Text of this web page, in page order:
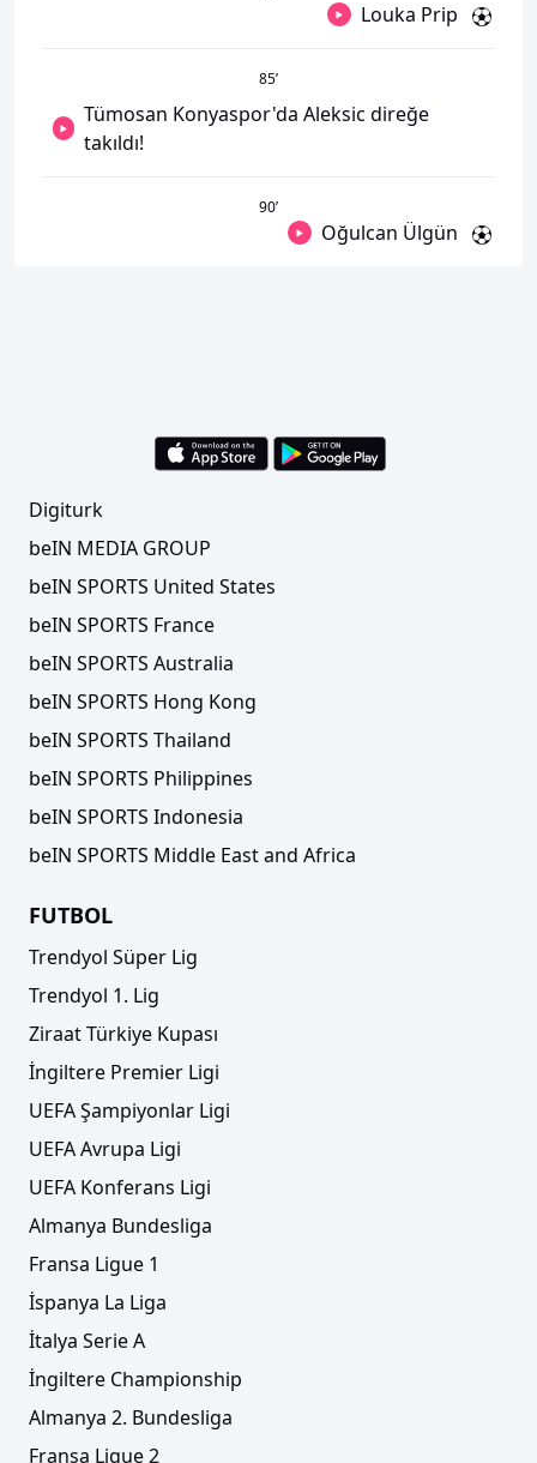
Louka Prip
85’
Tümosan Konyaspor'da Aleksic direğe
takıldı!
90’
Oğulcan Ülgün
Digiturk
beIN MEDIA GROUP
beIN SPORTS United States
beIN SPORTS France
beIN SPORTS Australia
beIN SPORTS Hong Kong
beIN SPORTS Thailand
beIN SPORTS Philippines
beIN SPORTS Indonesia
beIN SPORTS Middle East and Africa
FUTBOL
Trendyol Süper Lig
Trendyol 1. Lig
Ziraat Türkiye Kupası
İngiltere Premier Ligi
UEFA Şampiyonlar Ligi
UEFA Avrupa Ligi
UEFA Konferans Ligi
Almanya Bundesliga
Fransa Ligue 1
İspanya La Liga
İtalya Serie A
İngiltere Championship
Almanya 2. Bundesliga
Fransa Ligue 2